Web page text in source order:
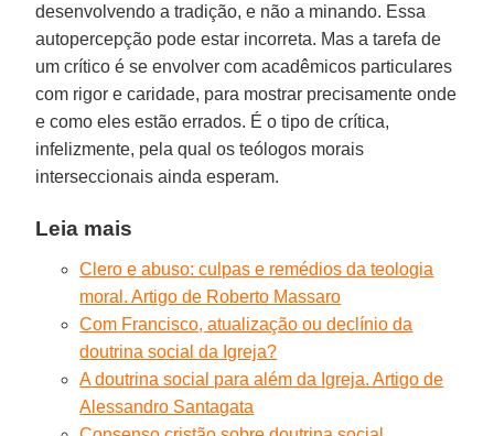
desenvolvendo a tradição, e não a minando. Essa
autopercepção pode estar incorreta. Mas a tarefa de
um crítico é se envolver com acadêmicos particulares
com rigor e caridade, para mostrar precisamente onde
e como eles estão errados. É o tipo de crítica,
infelizmente, pela qual os teólogos morais
interseccionais ainda esperam.
Leia mais
Clero e abuso: culpas e remédios da teologia
moral. Artigo de Roberto Massaro
Com Francisco, atualização ou declínio da
doutrina social da Igreja?
A doutrina social para além da Igreja. Artigo de
Alessandro Santagata